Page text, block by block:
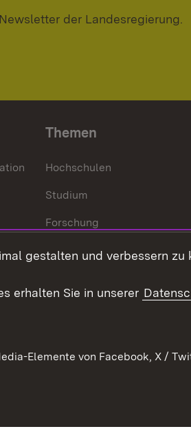
der Landesregierung.
Themen
Hochschulen
Studium
Forschung
Internationales
gestalten und verbessern zu
erhalten Sie in unserer
Elemente von Facebook, X /